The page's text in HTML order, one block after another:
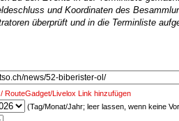
und Koordinaten des
überprüft und in die Terminliste
RouteGadget/Livelox Link hinzufügen
(Tag/Monat/Jahr; leer lassen, wenn keine